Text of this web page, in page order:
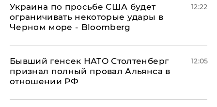
Украина по просьбе США будет
ограничивать некоторые удары в
Черном море - Bloomberg
12:22
Бывший генсек НАТО Столтенберг
признал полный провал Альянса в
отношении РФ
12:05